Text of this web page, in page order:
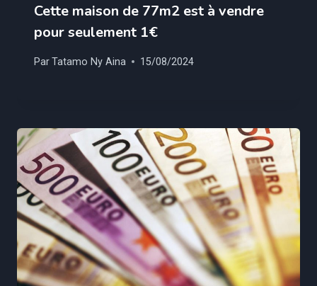
Cette maison de 77m2 est à vendre
pour seulement 1€
ParTatamo Ny Aina 15/08/2024